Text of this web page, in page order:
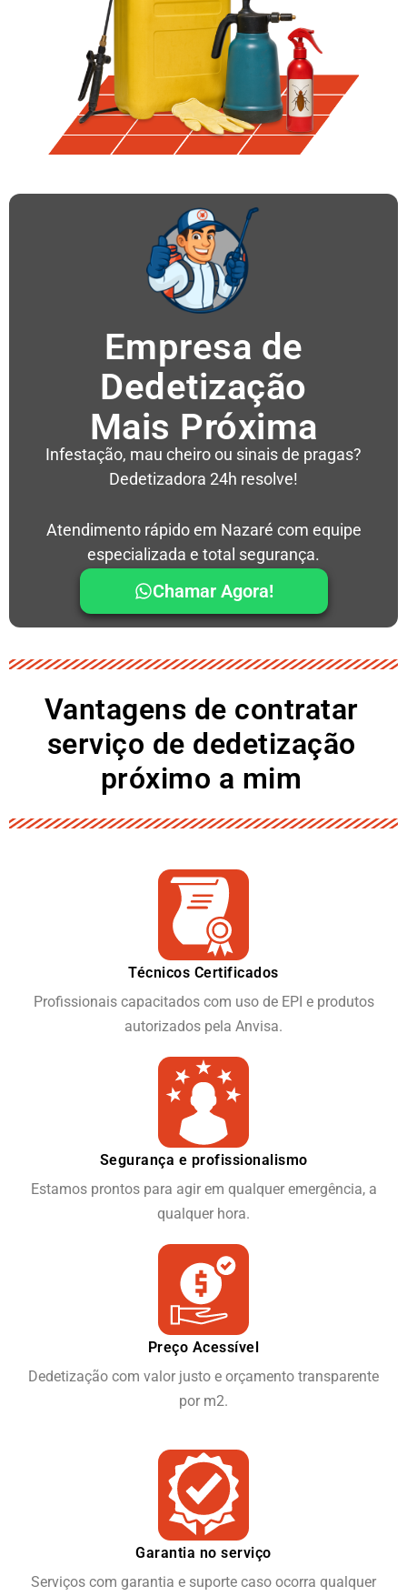
Empresa de
Dedetização
Mais Próxima
Infestação, mau cheiro ou sinais de pragas?
Dedetizadora 24h resolve!
Atendimento rápido em Nazaré com equipe
especializada e total segurança.
Chamar Agora!
Vantagens de contratar
serviço de dedetização
próximo a mim
Técnicos Certificados
Profissionais capacitados com uso de EPI e produtos
autorizados pela Anvisa.
Segurança e profissionalismo
Estamos prontos para agir em qualquer emergência, a
qualquer hora.
Preço Acessível
Dedetização com valor justo e orçamento transparente
por m2.
Garantia no serviço
Serviços com garantia e suporte caso ocorra qualquer